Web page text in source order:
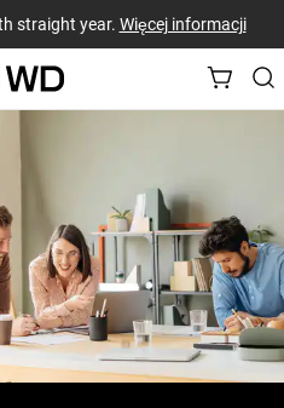
straight year. Więcej informacji